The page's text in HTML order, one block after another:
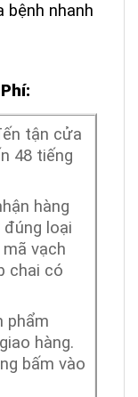
bệnh nhanh
tận cửa
48 tiếng
hàng
đúng loại
vạch
chai có
phẩm
hàng.
bấm vào